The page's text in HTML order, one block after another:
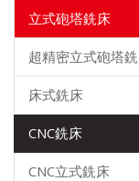
立式砲塔銑床
超精密立式砲塔
床式銑床
CNC銑床
CNC立式銑床